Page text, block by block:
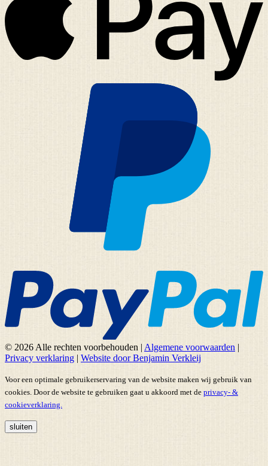
© 2026 Alle rechten voorbehouden | Algemene voorwaarden |
Privacy verklaring | Website door Benjamin Verkleij
Voor een optimale gebruikerservaring van de website maken wij gebruik van
cookies. Door de website te gebruiken gaat u akkoord met de privacy- &
cookieverklaring.
sluiten